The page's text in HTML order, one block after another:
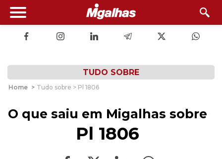
TUDO SOBRE
Home > Tudo sobre > Pl 1806
O que saiu em Migalhas sobre
Pl 1806